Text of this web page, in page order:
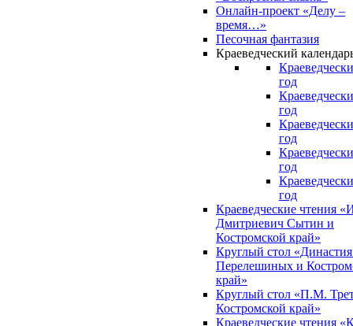
Онлайн-проект «Делу –
время…»
Песочная фантазия
Краеведческий
год
год
год
год
год
Краеведческие чтения
Дмитриевич Сытин и
Костромской край»
Круглый стол
Перелешиных и
край»
Круглый стол «П.М.
Костромской край»
Краеведческие чтения